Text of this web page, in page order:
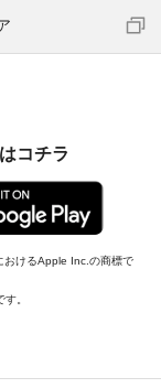
コチラ
おけるApple Inc.の商標で
。